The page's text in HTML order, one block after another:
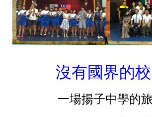
沒有國界的
一場揚子中學的